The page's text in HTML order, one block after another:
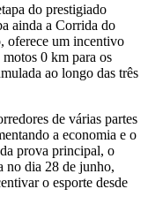
do prestigiado
ainda a Corrida do
oferece um incentivo
0 km para os
ao longo das três
de várias partes
a economia e o
prova principal, o
no dia 28 de junho,
o esporte desde